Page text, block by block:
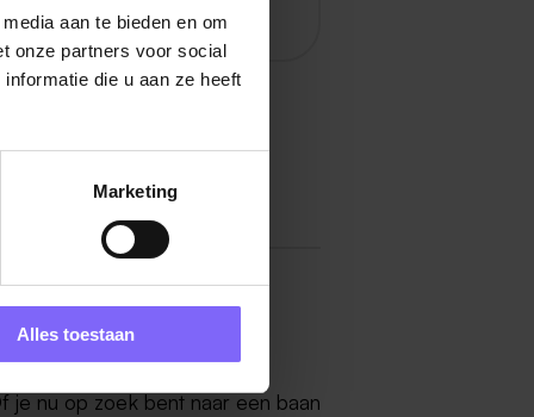
aan te bieden en om
onze partners voor social
die u aan ze heeft
Marketing
Alles toestaan
je nu op zoek bent naar een baan